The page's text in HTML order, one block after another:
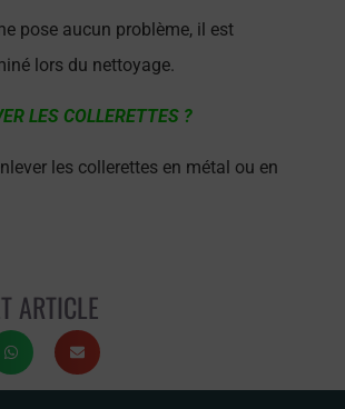
pose aucun problème, il est
lors du nettoyage.
LES COLLERETTES ?
les collerettes en métal ou en
ARTICLE